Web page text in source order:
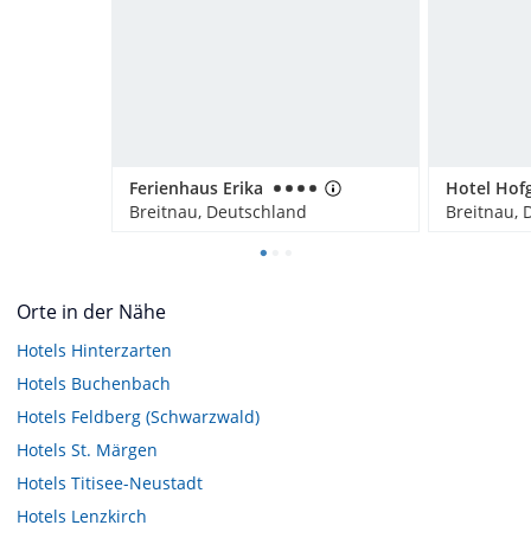
Ferienhaus Erika
Breitnau, Deutschland
Breitnau,
Orte in der Nähe
Hotels Hinterzarten
Hotels Buchenbach
Hotels Feldberg (Schwarzwald)
Hotels St. Märgen
Hotels Titisee-Neustadt
Hotels Lenzkirch